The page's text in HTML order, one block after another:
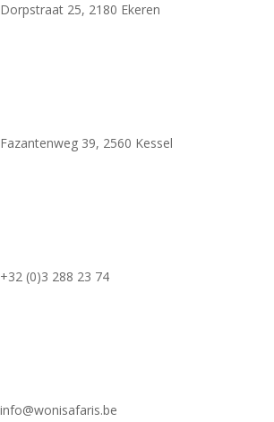
Dorpstraat 25, 2180 Ekeren
Fazantenweg 39, 2560 Kessel
+32 (0)3 288 23 74
info@wonisafaris.be